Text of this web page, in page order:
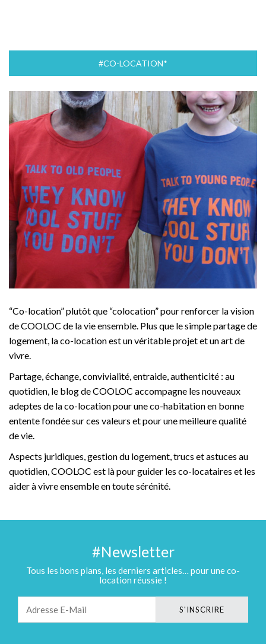
#CO-LOCATION*
“Co-location” plutôt que “colocation” pour renforcer la vision
de COOLOC de la vie ensemble. Plus que le simple partage de
logement, la co-location est un véritable projet et un art de
vivre.
Partage, échange, convivialité, entraide, authenticité : au
quotidien, le blog de COOLOC accompagne les nouveaux
adeptes de la co-location pour une co-habitation en bonne
entente fondée sur ces valeurs et pour une meilleure qualité
de vie.
Aspects juridiques, gestion du logement, trucs et astuces au
quotidien, COOLOC est là pour guider les co-locataires et les
aider à vivre ensemble en toute sérénité.
#Newsletter
Tous les bons plans, les derniers articles… pour une co-
location réussie !